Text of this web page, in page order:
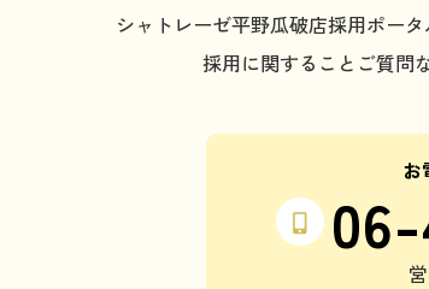
シャトレーゼ平野瓜破店採用ポー
採用に関することご質問
お